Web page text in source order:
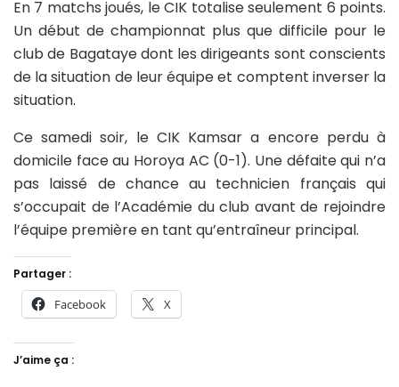
En 7 matchs joués, le CIK totalise seulement 6 points.
Un début de championnat plus que difficile pour le
club de Bagataye dont les dirigeants sont conscients
de la situation de leur équipe et comptent inverser la
situation.
Ce samedi soir, le CIK Kamsar a encore perdu à
domicile face au Horoya AC (0-1). Une défaite qui n’a
pas laissé de chance au technicien français qui
s’occupait de l’Académie du club avant de rejoindre
l’équipe première en tant qu’entraîneur principal.
Partager :
Facebook X
J’aime ça :